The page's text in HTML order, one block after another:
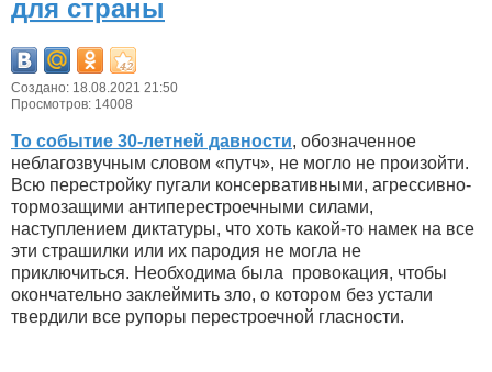
для страны
Создано: 18.08.2021 21:50
Просмотров: 14008
То событие 30-летней давности, обозначенное
неблагозвучным словом «путч», не могло не произойти.
Всю перестройку пугали консервативными, агрессивно-
тормозащими антиперестроечными силами,
наступлением диктатуры, что хоть какой-то намек на все
эти страшилки или их пародия не могла не
приключиться. Необходима была провокация, чтобы
окончательно заклеймить зло, о котором без устали
твердили все рупоры перестроечной гласности.